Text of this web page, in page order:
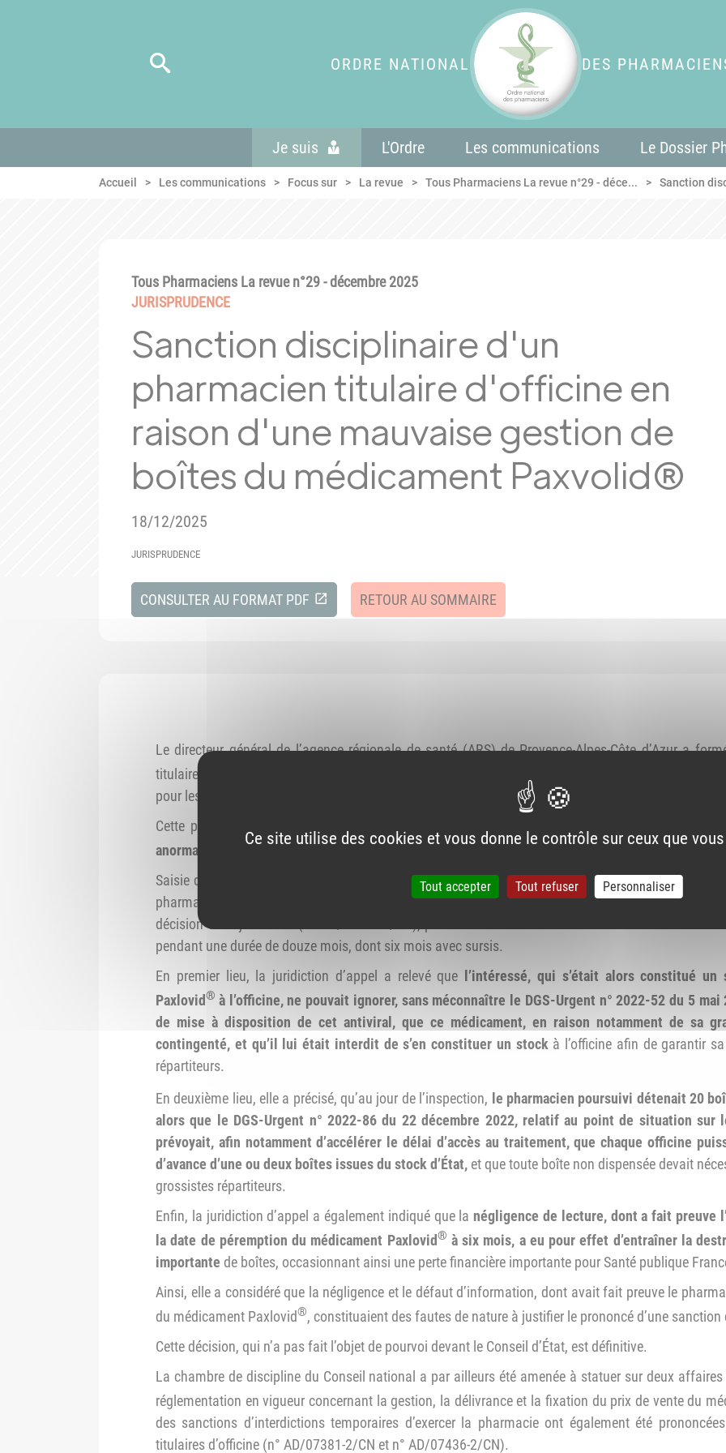
ORDRE NATIONAL DES
Je suis L'Ordre Les communications Le Dossier
Accueil Les communications Focus sur La revue Tous Pharmaciens La revue n°29 - déce... Sanction
Tous Pharmaciens La revue n°29 - décembre 2025
JURISPRUDENCE
Sanction disciplinaire d'un
pharmacien titulaire d'officine en
raison d'une mauvaise gestion de
boîtes du médicament Paxvolid®
18/12/2025
JURISPRUDENCE
CONSULTER AU FORMAT PDF RETOUR AU SOMMAIRE
Le directeur général de l’agence régionale de santé (ARS) de Provence-Alpes-Côte d’Azur a
titulaire d’officine pour avoir méconnu la réglementation en vigueur concernant la gestion du
pour les adultes affectés par le SARS-CoV-2 inscrit sur la liste I des substances vénéneuses.
Cette plainte fait suite à un signalement de l’agence nationale de Santé publique France
anormalement
®
durant la première
Saisie d’un appel de l’intéressé contre la décision du 29 mars 2024 prise par la chambre de
pharmaciens (CROP) de Provence-Alpes-Côte d’Azur-Corse (n° AD/07569-1/CR), la chambre de
décision du 2 juin 2025 (n° AD/07569-2/CN), prononcé à son encontre la sanction de
pendant une durée de douze mois, dont six mois avec sursis.
En premier lieu, la juridiction d’appel a relevé que
l’intéressé, qui s’était alors constitué un
Paxlovid® à l’officine, ne pouvait ignorer, sans méconnaître le DGS-Urgent n° 2022-52 du 5 mai
de mise à disposition de cet antiviral, que ce médicament, en raison notamment de sa
contingenté, et qu’il lui était interdit de s’en constituer un stock à l’officine afin de garantir
répartiteurs.
En deuxième lieu, elle a précisé, qu’au jour de l’inspection, le pharmacien poursuivi détenait 20
alors que le DGS-Urgent n° 2022-86 du 22 décembre 2022, relatif au point de situation sur
prévoyait, afin notamment d’accélérer le délai d’accès au traitement, que chaque officine
d’avance d’une ou deux boîtes issuesdu stock d’État, et que toute boîte non dispensée devait
grossistes répartiteurs.
Enfin, la juridiction d’appel a également indiqué que la négligence de lecture, dont a fait preuve
la date de péremption du médicament Paxlovid® à six mois, a eu pour effet d’entraîner la
importante de boîtes, occasionnant ainsi une perte financière importante pour Santé publique
Ainsi, elle a considéré que la négligence et le défaut d’information, dont avait fait preuve le
du médicament Paxlovid®, constituaient des fautes de nature à justifier le prononcé d’une
Cette décision, qui n’a pas fait l’objet de pourvoi devant le Conseil d’État, est définitive.
La chambre de discipline du Conseil national a par ailleurs été amenée à statuer sur deux
réglementation en vigueur concernant la gestion, la délivrance et la fixation du prix de vente du
des sanctions d’interdictions temporaires d’exercer la pharmacie ont également été
titulaires d’officine (n° AD/07381-2/CN et n° AD/07436-2/CN).
Ce site utilise des cookies et vous donne le contrôle sur ceux que
Tout accepter Tout refuser Personnaliser